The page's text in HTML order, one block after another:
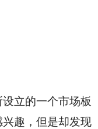
立的一个市场板
趣，但是却发现